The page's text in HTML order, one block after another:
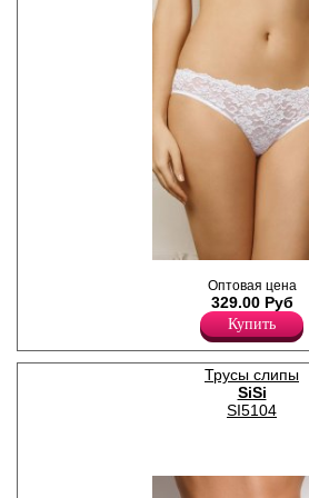
передняя часть
декорирована кружевом.
Нейлон 30%
Эластан 6%
Хлопок 64%
Оптовая цена
329.00 Руб
Купить
Трусы слипы
SiSi
SI5104